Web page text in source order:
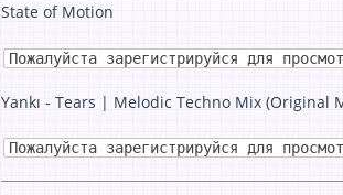
State of Motion
Пожалуйста зарегистрируйся для
Yankı - Tears | Melodic Techno Mix (Original
Пожалуйста зарегистрируйся для